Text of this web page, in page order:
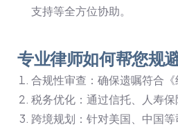
支持等全方位协助。
专业律师如何帮您规
合规性审查：确保遗嘱符合
税务优化：通过信托、人寿
跨境规划：针对美国、中国